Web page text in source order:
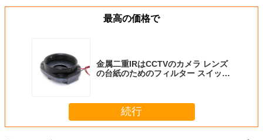
最高の価格で
金属二重IRはCCTVのカメラ レンズ
の台紙のためのフィルター スイッチ
続行